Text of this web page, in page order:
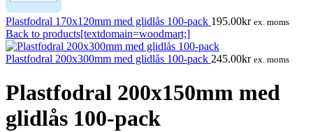
Plastfodral 170x120mm med glidlås 100-pack 195.00kr ex. moms
Back to products[textdomain=woodmart;]
Plastfodral 200x300mm med glidlås 100-pack 245.00kr ex. moms
Plastfodral 200x150mm med
glidlås 100-pack